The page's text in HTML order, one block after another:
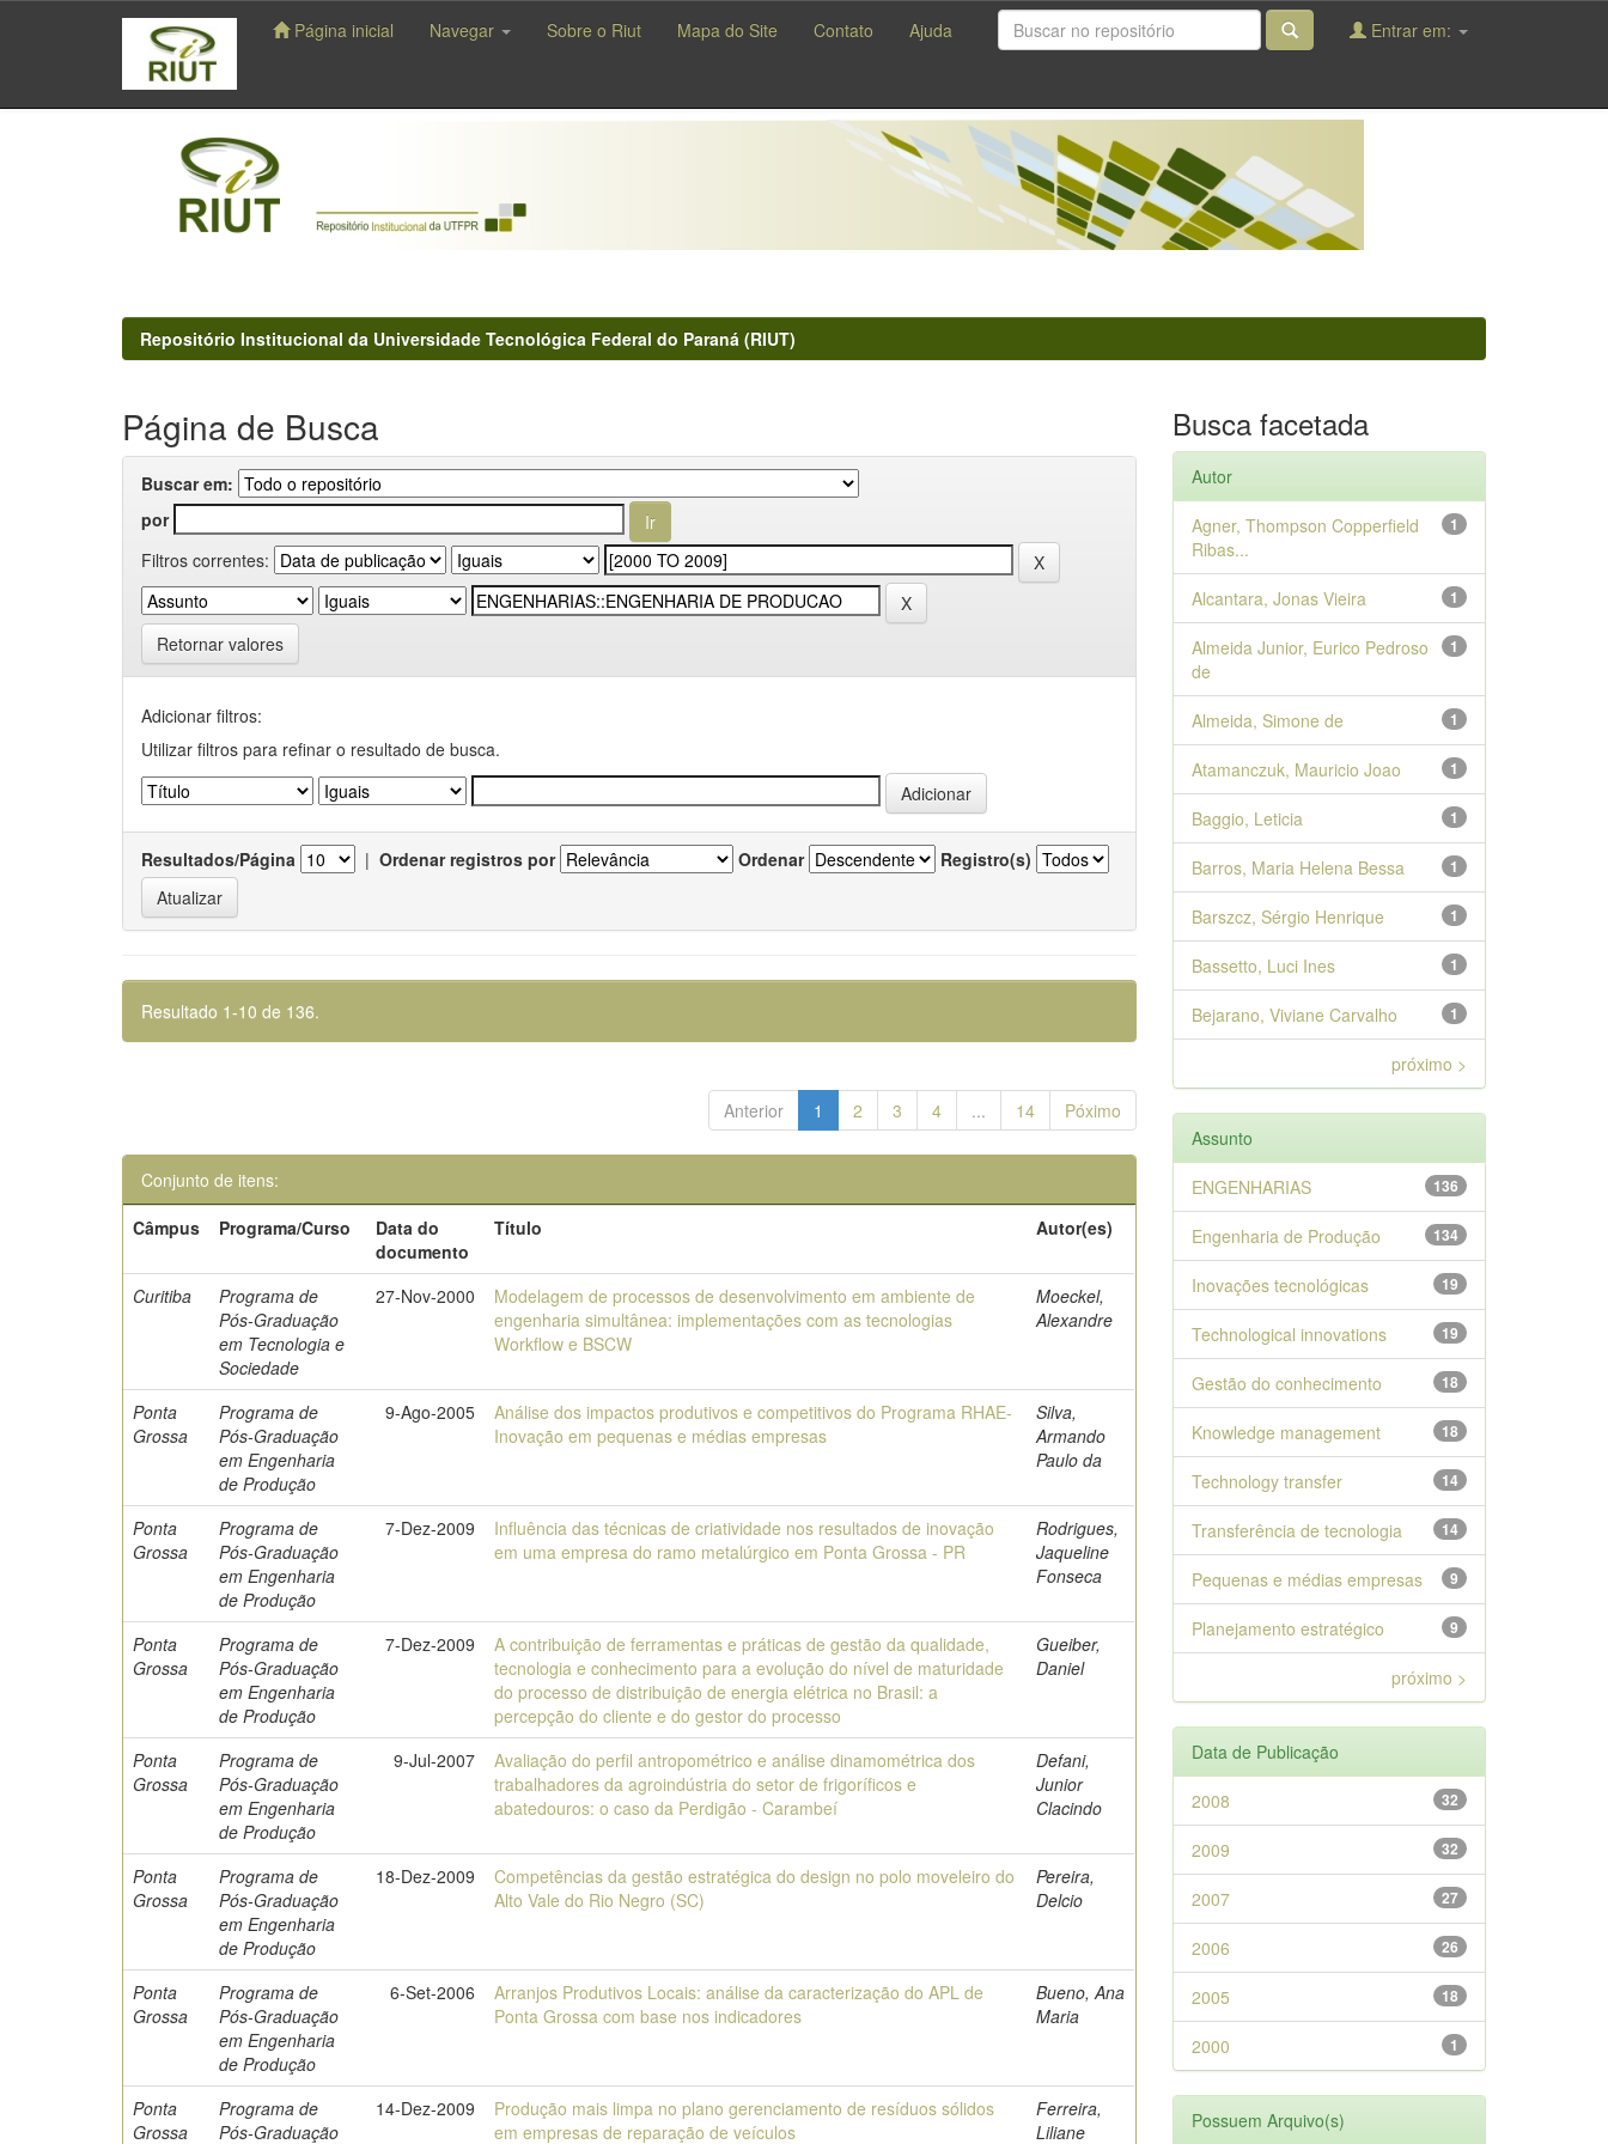
navigation
Página inicial Navegar Sobre o Riut Mapa do Site Contato Ajuda Entrar em:
Repositório Institucional da Universidade Tecnológica Federal do Paraná (RIUT)
Página de Busca
Buscar em:
por
Filtros correntes:
Retornar valores
Adicionar filtros:
Utilizar filtros para refinar o resultado de busca.
Resultados/Página | Ordenar registros por Ordenar Registro(s)
Resultado 1-10 de 136.
Anterior 1 2 3 4 ... 14 Póximo
Conjunto de itens:
Câmpus
Programa/Curso
Data do
documento
Título Autor(es)
Curitiba
Programa de
Pós-Graduação
em Tecnologia e
Sociedade
27-Nov-2000
Modelagem de processos de desenvolvimento em ambiente de
engenharia simultânea: implementações com as tecnologias
Workflow e BSCW
Moeckel,
Alexandre
Ponta
Grossa
Programa de
Pós-Graduação
em Engenharia
de Produção
9-Ago-2005
Análise dos impactos produtivos e competitivos do Programa RHAE-
Inovação em pequenas e médias empresas
Silva,
Armando
Paulo da
Ponta
Grossa
Programa de
Pós-Graduação
em Engenharia
de Produção
7-Dez-2009
Influência das técnicas de criatividade nos resultados de inovação
em uma empresa do ramo metalúrgico em Ponta Grossa - PR
Rodrigues,
Jaqueline
Fonseca
Ponta
Grossa
Programa de
Pós-Graduação
em Engenharia
de Produção
7-Dez-2009
A contribuição de ferramentas e práticas de gestão da qualidade,
tecnologia e conhecimento para a evolução do nível de maturidade
do processo de distribuição de energia elétrica no Brasil: a
percepção do cliente e do gestor do processo
Gueiber,
Daniel
Ponta
Grossa
Programa de
Pós-Graduação
em Engenharia
de Produção
9-Jul-2007
Avaliação do perfil antropométrico e análise dinamométrica dos
trabalhadores da agroindústria do setor de frigoríficos e
abatedouros: o caso da Perdigão - Carambeí
Defani,
Junior
Clacindo
Ponta
Grossa
Programa de
Pós-Graduação
em Engenharia
de Produção
18-Dez-2009
Competências da gestão estratégica do design no polo moveleiro do
Alto Vale do Rio Negro (SC)
Pereira,
Delcio
Ponta
Grossa
Programa de
Pós-Graduação
em Engenharia
de Produção
6-Set-2006
Arranjos Produtivos Locais: análise da caracterização do APL de
Ponta Grossa com base nos indicadores
Bueno, Ana
Maria
Ponta
Grossa
Programa de
Pós-Graduação
14-Dez-2009
Produção mais limpa no plano gerenciamento de resíduos sólidos
em empresas de reparação de veículos
Ferreira,
Liliane
Busca facetada
Autor
1
Agner, Thompson Copperfield
Ribas...
1
Alcantara, Jonas Vieira
1
Almeida Junior, Eurico Pedroso
de
1
Almeida, Simone de
1
Atamanczuk, Mauricio Joao
1
Baggio, Leticia
1
Barros, Maria Helena Bessa
1
Barszcz, Sérgio Henrique
1
Bassetto, Luci Ines
1
Bejarano, Viviane Carvalho
próximo >
Assunto
136
ENGENHARIAS
134
Engenharia de Produção
19
Inovações tecnológicas
19
Technological innovations
18
Gestão do conhecimento
18
Knowledge management
14
Technology transfer
14
Transferência de tecnologia
9
Pequenas e médias empresas
9
Planejamento estratégico
próximo >
Data de Publicação
32
2008
32
2009
27
2007
26
2006
18
2005
1
2000
Possuem Arquivo(s)